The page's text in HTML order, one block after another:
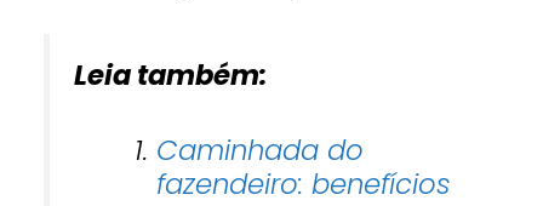
Leia também:
Caminhada do
fazendeiro: benefícios